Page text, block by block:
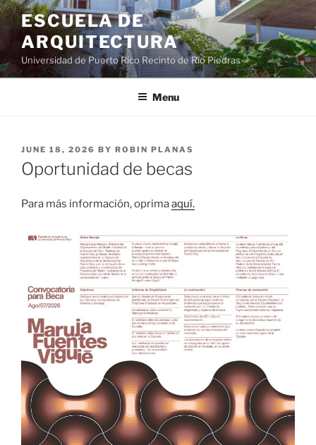
ESCUELA DE
ARQUITECTURA
Universidad de Puerto Rico Recinto de Río Piedras
Menu
JUNE 18, 2026 BY ROBIN PLANAS
Oportunidad de becas
Para más información, oprimaaquí.